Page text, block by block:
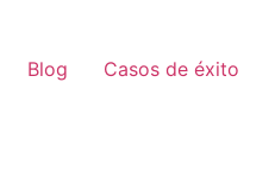
Blog Casos de éxito